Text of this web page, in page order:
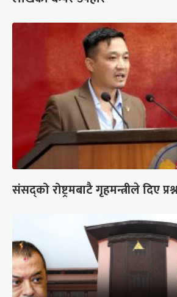
संसद्को रोष्ट्रमबाटै गृहमन्त्रीले दिए